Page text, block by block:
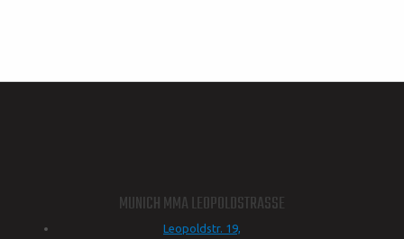
MUNICH MMA LEOPOLDSTRASSE
Leopoldstr. 19,